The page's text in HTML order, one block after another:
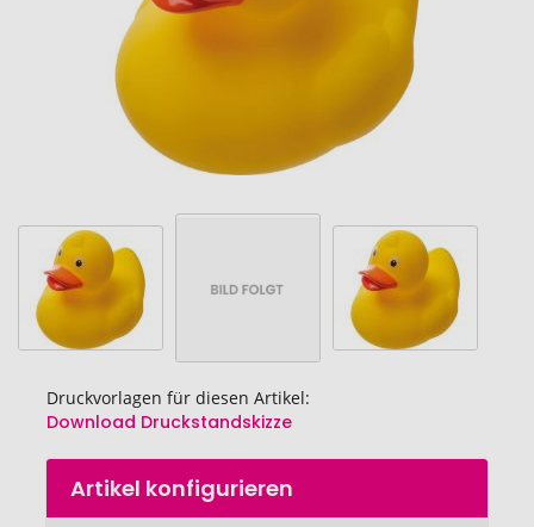
Druckvorlagen für diesen Artikel:
Download Druckstandskizze
Zum
AnfangArtikel konfigurieren